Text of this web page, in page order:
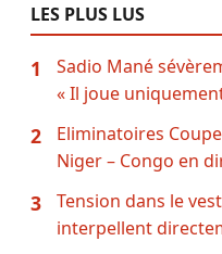
LES PLUS LUS
1
Sadio Mané
« Il joue
2
Eliminatoires
Niger – Congo en
3
Tension dans le
interpellent